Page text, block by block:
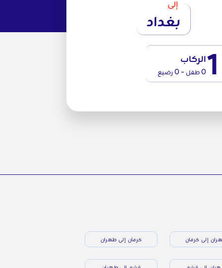
إلى
بغداد
1الركاب
0 طفل - 0 رضيع
إلى كرمان كرمان إلى طهران